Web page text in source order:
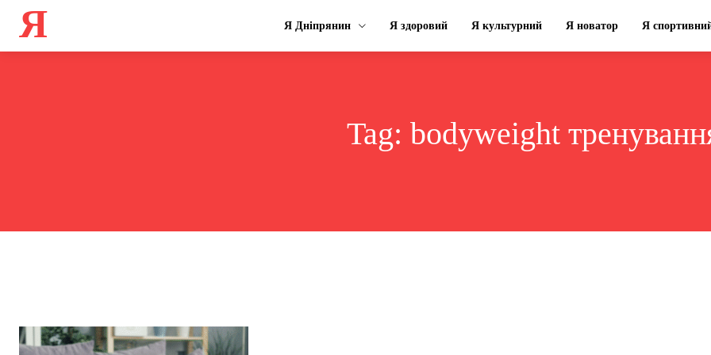
Я Я Дніпрянин Я здоровий Я культурний Я новатор Я
Tag: bodyweight